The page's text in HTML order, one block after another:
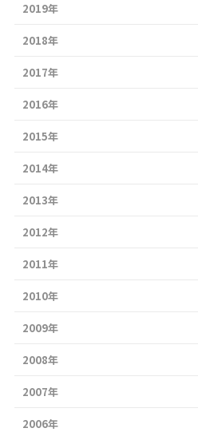
2019年
2018年
2017年
2016年
2015年
2014年
2013年
2012年
2011年
2010年
2009年
2008年
2007年
2006年